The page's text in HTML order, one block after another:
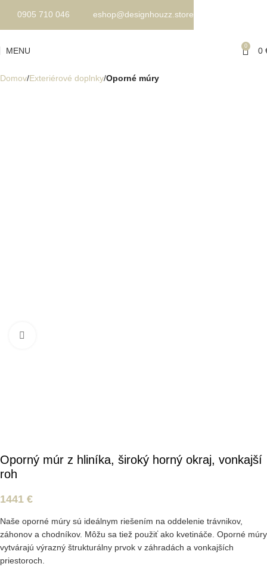
MENU 0 0
Domov Exteriérové doplnky Oporné múry
Oporný múr z hliníka, široký horný okraj, vonkajší
roh
1441 €
Naše oporné múry sú ideálnym riešením na oddelenie trávnikov,
záhonov a chodníkov. Môžu sa tiež použiť ako kvetináče. Oporné múry
vytvárajú výrazný štrukturálny prvok v záhradách a vonkajších
priestoroch.
0905 710 046 eshop@designhouzz.store